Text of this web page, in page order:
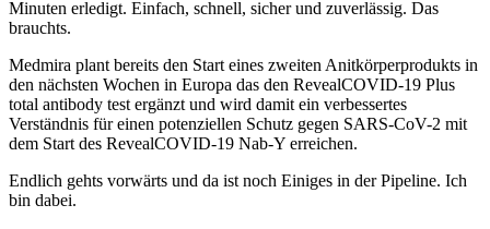
Minuten erledigt. Einfach, schnell, sicher und zuverlässig. Das
brauchts.
Medmira plant bereits den Start eines zweiten Anitkörperprodukts in
den nächsten Wochen in Europa das den RevealCOVID-19 Plus
total antibody test ergänzt und wird damit ein verbessertes
Verständnis für einen potenziellen Schutz gegen SARS-CoV-2 mit
dem Start des RevealCOVID-19 Nab-Y erreichen.
Endlich gehts vorwärts und da ist noch Einiges in der Pipeline. Ich
bin dabei.